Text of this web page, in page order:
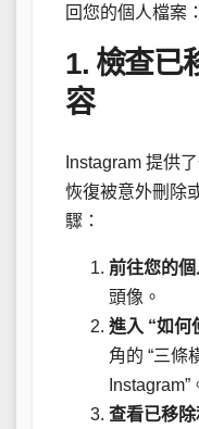
回您的個人檔案：
1. 檢查已
容
Instagram 提供
恢復被意外刪除
驟：
前往您的個
頭像。
進入 “如何
角的 “三條
Instagram”
查看已移除